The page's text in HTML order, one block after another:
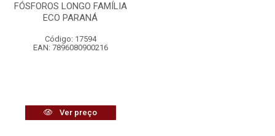
FÓSFOROS LONGO FAMÍLIA
ECO PARANÁ
Código: 17594
EAN: 7896080900216
Ver preço